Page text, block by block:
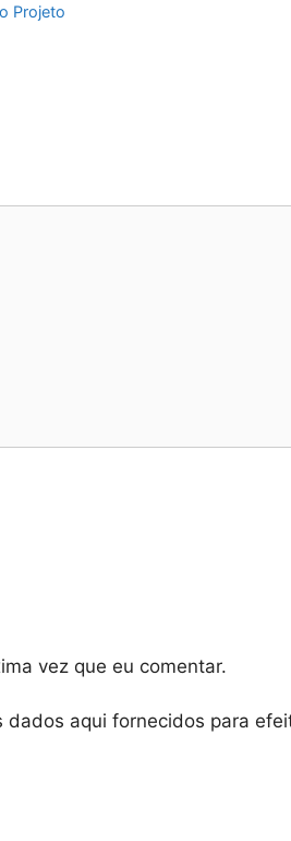
Projeto
vez que eu comentar.
aqui fornecidos para